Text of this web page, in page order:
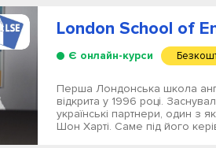
London School of
Є онлайн-курси
Перша Лондонська школа
відкрита у 1996 році.
українські партнери, один з
Шон Харті. Саме під його